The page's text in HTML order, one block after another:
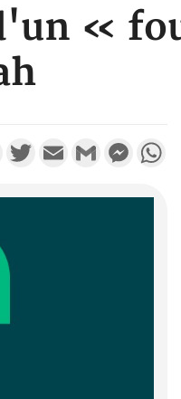
«
FacebookTwitterEmail Gmail
d'Ivoire : Après le pari
du 66e anniversaire,